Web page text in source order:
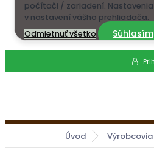
počítači / zariadení.
v nastavení vášho prehliadača.
Odmietnuť všetko
Súhlasím
Úvod Výrobcovia